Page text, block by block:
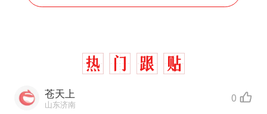
苍天上
山东济南 0